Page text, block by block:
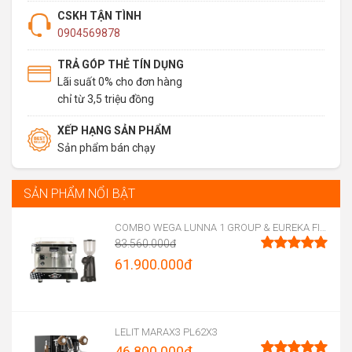
CSKH TẬN TÌNH
0904569878
TRẢ GÓP THẺ TÍN DỤNG
Lãi suất 0% cho đơn hàng
chỉ từ 3,5 triệu đồng
XẾP HẠNG SẢN PHẨM
Sản phẩm bán chạy
SẢN PHẨM NỔI BẬT
COMBO WEGA LUNNA 1 GROUP & EUREKA FIRENZE 75
83.560.000đ
Original
83.560.000đ.
61.900.000đ
is:
LELIT MARAX3 PL62X3